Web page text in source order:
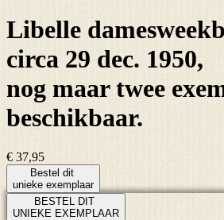
Libelle
circa 29 dec. 1950,
nog maartwee
beschikbaar.
€ 37,95
Bestel dit
unieke exemplaar
BESTEL DIT
UNIEKE EXEMPLAAR